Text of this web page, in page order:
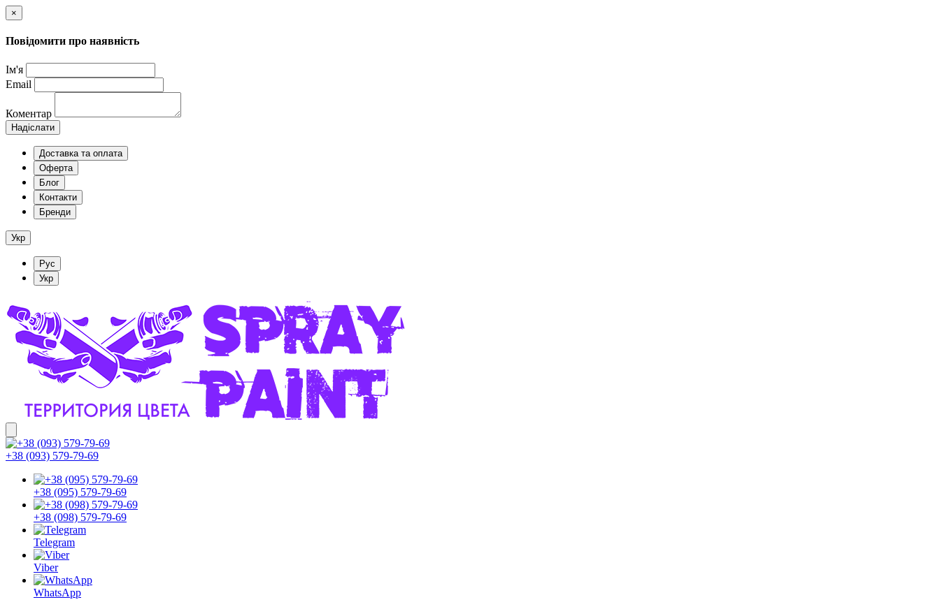
×
Повідомити про наявність
Ім'я
Email
Коментар
Надіслати
Доставка та оплата
Оферта
Блог
Контакти
Бренди
Укр
Рус
Укр
+38 (093) 579-79-69
+38 (095) 579-79-69
+38 (098) 579-79-69
Telegram
Viber
WhatsApp